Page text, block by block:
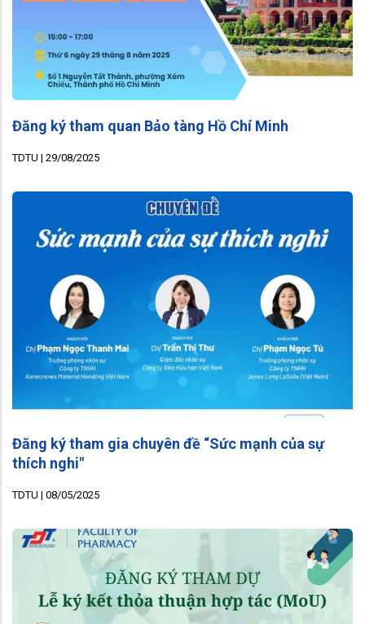
Đăng ký tham quan Bảo tàng Hồ Chí Minh
TDTU | 29/08/2025
Đăng ký tham gia chuyên đề “Sức mạnh của sự
thích nghi"
TDTU | 08/05/2025